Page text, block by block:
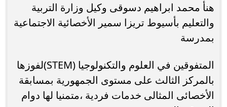
هنأ محمد ابراهيم دسوقى وكيل وزارة التربية
والتعليم بأسيوط تريزا سمير الأخصائية الاجتماعية
بمدرسة
المتفوقين في العلوم والتكنولوجيا (STEM)لفوزها
بالمركز الثالث على مستوى الجمهورية بمسابقة
الأخصائى المثالى خدمات فردية ،متمنيا لها دوام